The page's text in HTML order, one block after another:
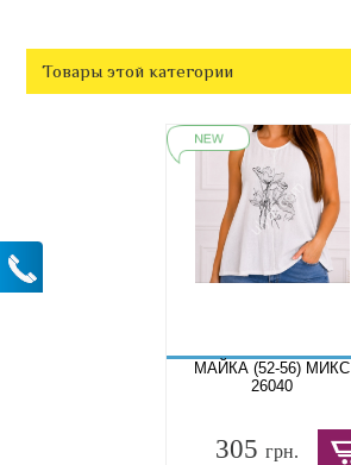
Товары этой категории
МАЙКА (52-56) МИКС
26040
305 грн.